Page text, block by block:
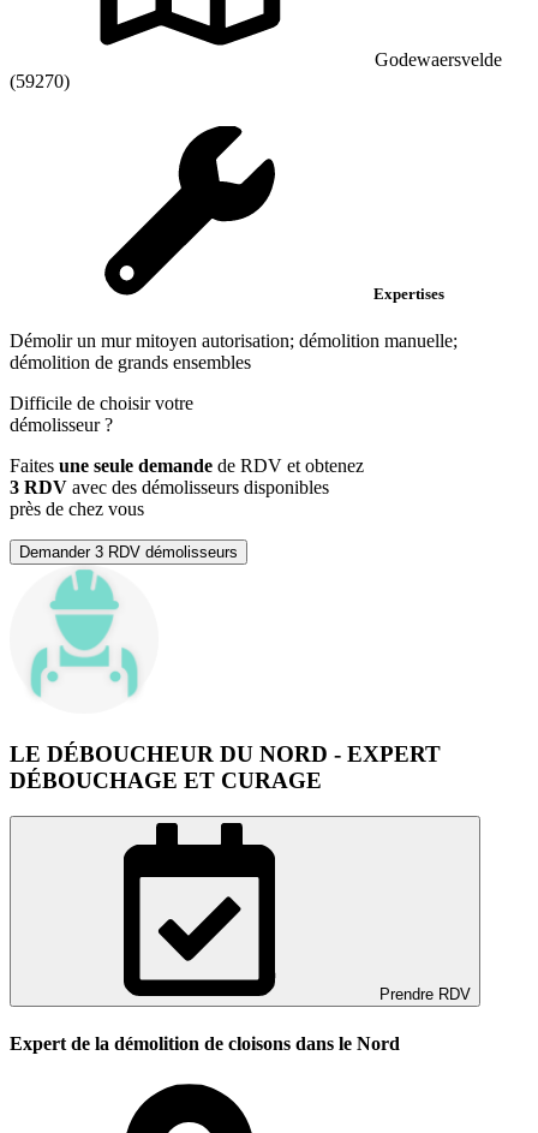
Godewaersvelde
(59270)
Expertises
Démolir un mur mitoyen autorisation; démolition manuelle;
démolition de grands ensembles
Difficile de choisir votre
démolisseur?
Faites une seule demande de RDV et obtenez
3 RDV avec des démolisseurs disponibles
près de chez vous
Demander 3 RDV démolisseurs
LE DÉBOUCHEUR DU NORD - EXPERT
DÉBOUCHAGE ET CURAGE
Prendre RDV
Expert de la démolition de cloisons dans le Nord